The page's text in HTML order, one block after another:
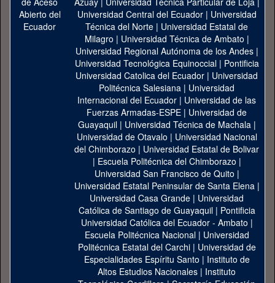
Universidad Central del Ecuador| Universidad
Técnica del Norte | Universidad Estatal de
Milagro | Universidad Técnica de Ambato |
Universidad Regional Autónoma de los Andes|
Universidad Tecnológica Equinoccial| Pontificia
Universidad Catolica del Ecuador | Universidad
Politécnica Salesiana | Universidad
Internacional del Ecuador | Universidad de las
Fuerzas Armadas-ESPE | Universidad de
Guayaquil| Universidad Técnica de Machala|
Universidad de Otavalo | Universidad Nacional
del Chimborazo | Universidad Estatal de Bolivar
| Escuela Politécnica del Chimborazo |
Universidad San Francisco de Quito |
Universidad Estatal Peninsular de Santa Elena|
Universidad Casa Grande | Universidad
Católica de Santiago de Guayaquil| Pontificia
Universidad Católica del Ecuador - Ambato |
Escuela Politécnica Nacional| Universidad
Politécnica Estatal del Carchi| Universidad de
Especialidades Espíritu Santo | Instituto de
Altos Estudios Nacionales | Instituto